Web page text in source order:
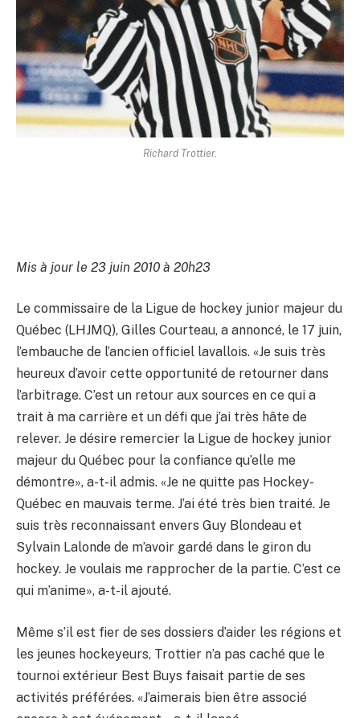
Richard Trottier.
Mis à jour le 23 juin 2010 à 20h23
Le commissaire de la Ligue de hockey junior majeur du
Québec (LHJMQ), Gilles Courteau, a annoncé, le 17 juin,
l’embauche de l’ancien officiel lavallois. «Je suis très
heureux d’avoir cette opportunité de retourner dans
l’arbitrage. C’est un retour aux sources en ce qui a
trait à ma carrière et un défi que j’ai très hâte de
relever. Je désire remercier la Ligue de hockey junior
majeur du Québec pour la confiance qu’elle me
démontre», a-t-il admis. «Je ne quitte pas Hockey-
Québec en mauvais terme. J’ai été très bien traité. Je
suis très reconnaissant envers Guy Blondeau et
Sylvain Lalonde de m’avoir gardé dans le giron du
hockey. Je voulais me rapprocher de la partie. C’est ce
qui m’anime», a-t-il ajouté.
Même s’il est fier de ses dossiers d’aider les régions et
les jeunes hockeyeurs, Trottier n’a pas caché que le
tournoi extérieur Best Buys faisait partie de ses
activités préférées. «J’aimerais bien être associé